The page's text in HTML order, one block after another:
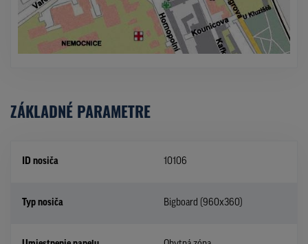
ZÁKLADNÉ PARAMETRE
ID nosiča 10106
Typ nosiča Bigboard (960x360)